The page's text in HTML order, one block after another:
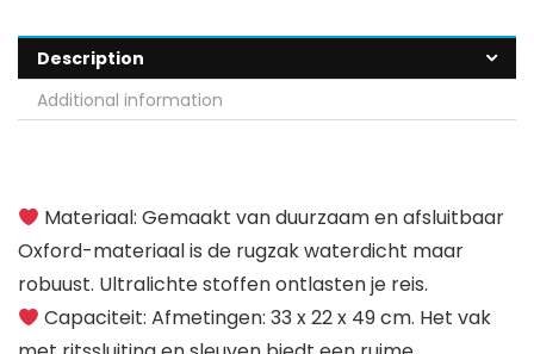
Description
Additional information
Materiaal: Gemaakt van duurzaam en afsluitbaar
Oxford-materiaal is de rugzak waterdicht maar
robuust. Ultralichte stoffen ontlasten je reis.
Capaciteit: Afmetingen: 33 x 22 x 49 cm. Het vak